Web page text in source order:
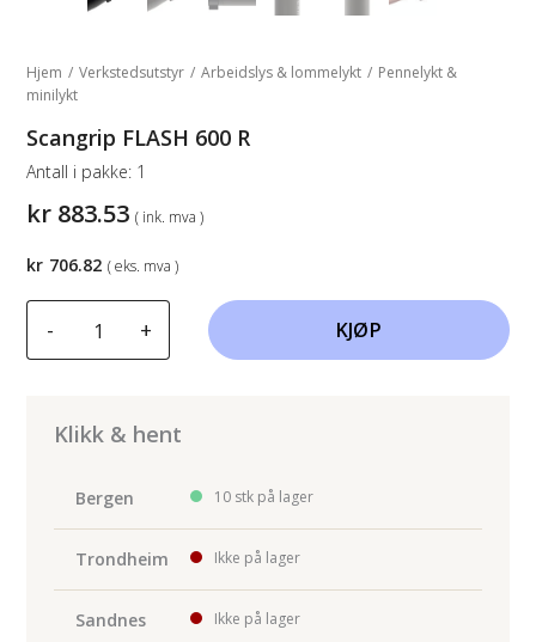
Hjem / Verkstedsutstyr / Arbeidslys & lommelykt / Pennelykt &
minilykt
Scangrip FLASH 600 R
kr 883.53 ( ink. mva )
Antall i pakke: 1
-
antall
+ KJØP
Klikk & hent
Bergen 10 stk på lager
Trondheim Ikke på lager
Sandnes Ikke på lager
kr 706.82 ( eks. mva )